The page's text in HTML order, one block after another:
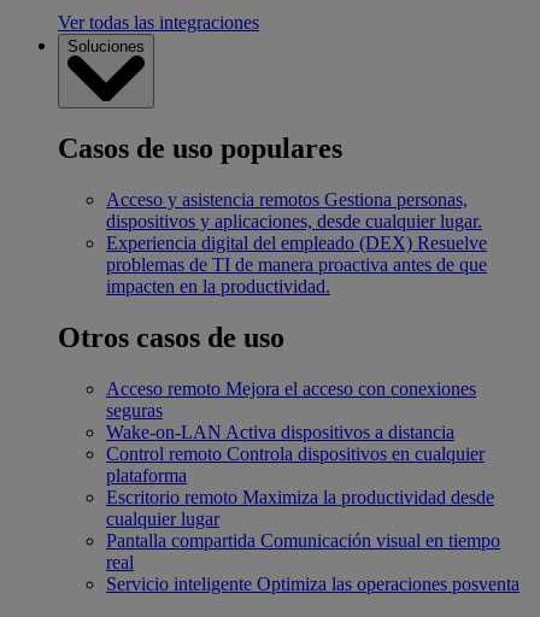
Ver todas las integraciones
Soluciones
Casos de uso populares
Acceso y asistencia remotos Gestiona personas,
dispositivos y aplicaciones, desde cualquier lugar.
Experiencia digital del empleado (DEX) Resuelve
problemas de TI de manera proactiva antes de que
impacten en la productividad.
Otros casos de uso
Acceso remoto Mejora el acceso con conexiones
seguras
Wake-on-LAN Activa dispositivos a distancia
Control remoto Controla dispositivos en cualquier
plataforma
Escritorio remoto Maximiza la productividad desde
cualquier lugar
Pantalla compartida Comunicación visual en tiempo
real
Servicio inteligente Optimiza las operaciones posventa